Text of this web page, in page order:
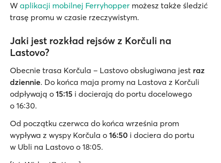
W aplikacji mobilnej Ferryhopper możesz także śledzić
trasę promu w czasie rzeczywistym.
Jaki jest rozkład rejsów z Korčuli na
Lastovo?
Obecnie trasa Korčula – Lastovo obsługiwana jest raz
dziennie. Do końca maja promy na Lastova z Korčuli
odpływają o 15:15 i docierają do portu docelowego
o 16:30.
Od początku czerwca do końca września prom
wypływa z wyspy Korčula o 16:50 i dociera do portu
w Ubli na Lastovo o 18:05.